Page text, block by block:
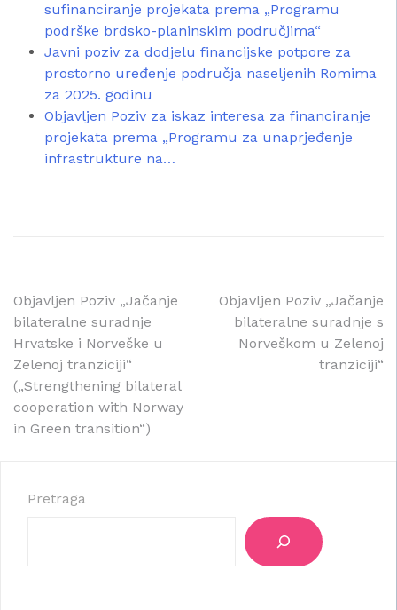
sufinanciranje projekata prema „Programu
podrške brdsko-planinskim područjima“
Javni poziv za dodjelu financijske potpore za
prostorno uređenje područja naseljenih Romima
za 2025. godinu
Objavljen Poziv za iskaz interesa za financiranje
projekata prema „Programu za unaprjeđenje
infrastrukture na…
Navigacija
objava
Objavljen Poziv „Jačanje
bilateralne suradnje
Hrvatske i Norveške u
Zelenoj tranziciji“
(„Strengthening bilateral
cooperation with Norway
in Green transition“)
Objavljen Poziv „Jačanje
bilateralne suradnje s
Norveškom u Zelenoj
tranziciji“
Pretraga